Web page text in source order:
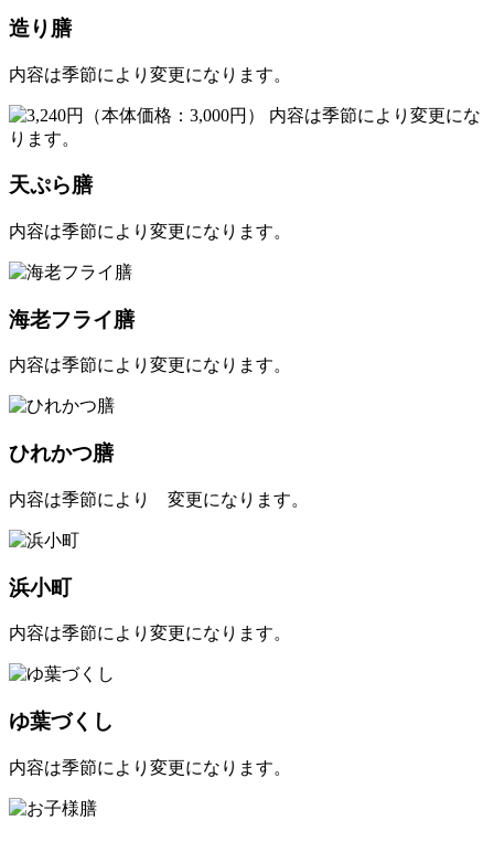
造り膳
内容は季節により変更になります。
天ぷら膳
内容は季節により変更になります。
海老フライ膳
内容は季節により変更になります。
ひれかつ膳
内容は季節により 変更になります。
浜小町
内容は季節により変更になります。
ゆ葉づくし
内容は季節により変更になります。